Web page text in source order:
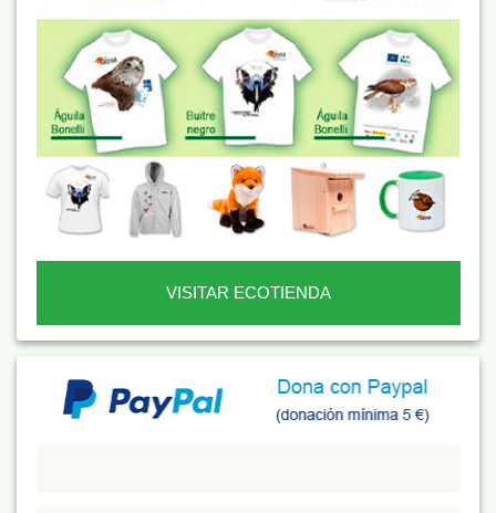
VISITAR ECOTIENDA